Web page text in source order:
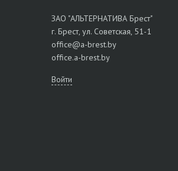
ЗАО "АЛЬТЕРНАТИВА Брест"
г. Брест, ул. Советская, 51-1
office@a-brest.by
office.a-brest.by
Войти